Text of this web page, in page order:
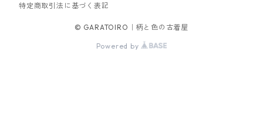
特定商取引法に基づく表記
© GARATOIRO｜柄と色の古着屋
Powered by